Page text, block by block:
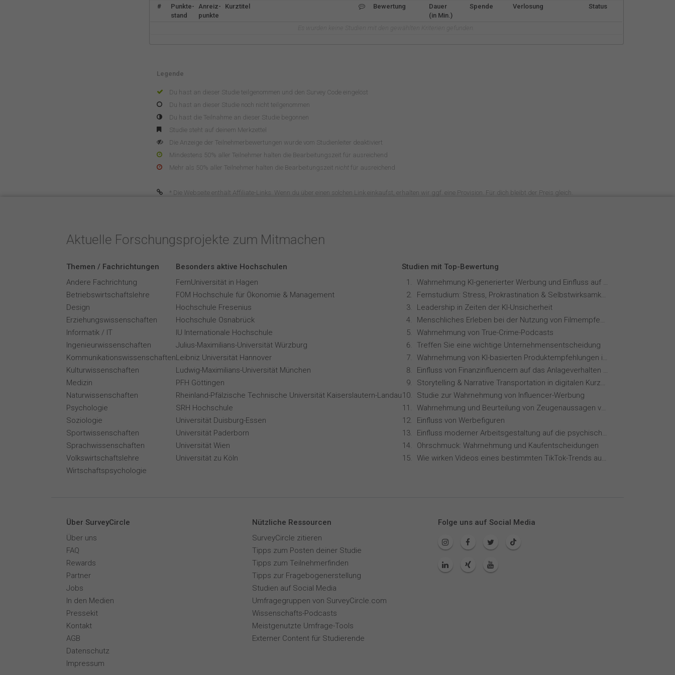
#
Punkte-
stand
Anreiz-
punkte
Kurztitel Bewertung
Dauer
(in Min.)
Spende Verlosung Status
Legende
Du hast an dieser Studie teilgenommen und den Survey Code eingelöst
Du hast an dieser Studie noch nicht teilgenommen
Du hast die Teilnahme an dieser Studie begonnen
Studie steht auf deinem Merkzettel
Die Anzeige der Teilnehmerbewertungen wurde vom Studienleiter deaktiviert
Mindestens 50% aller Teilnehmer halten die Bearbeitungszeit für ausreichend
Mehr als 50% aller Teilnehmer halten die Bearbeitungszeit nicht für ausreichend
* Die Webseite enthält Affiliate-Links. Wenn du über einen solchen Link einkaufst, erhalten wir ggf. eine Provision. Für dich bleibt der Preis gleich.
Aktuelle Forschungsprojekte zum Mitmachen
Themen / Fachrichtungen
Andere Fachrichtung
Betriebswirtschaftslehre
Design
Erziehungswissenschaften
Informatik / IT
Ingenieurwissenschaften
Kommunikationswissenschaften
Kulturwissenschaften
Medizin
Naturwissenschaften
Psychologie
Soziologie
Sportwissenschaften
Sprachwissenschaften
Volkswirtschaftslehre
Wirtschaftspsychologie
Besonders aktive Hochschulen
FernUniversität in Hagen
FOM Hochschule für Ökonomie & Management
Hochschule Fresenius
Hochschule Osnabrück
IU Internationale Hochschule
Julius-Maximilians-Universität Würzburg
Leibniz Universität Hannover
Ludwig-Maximilians-Universität München
PFH Göttingen
Rheinland-Pfälzische Technische Universität Kaiserslautern-Landau
SRH Hochschule
Universität Duisburg-Essen
Universität Paderborn
Universität Wien
Universität zu Köln
Studien mit Top-Bewertung
Wahrnehmung KI-generierter Werbung und Einfluss auf Markenvertrauen
Fernstudium: Stress, Prokrastination & Selbstwirksamkeit
Leadership in Zeiten der KI-Unsicherheit
Menschliches Erleben bei der Nutzung von Filmempfehlungssystemen
Wahrnehmung von True-Crime-Podcasts
Treffen Sie eine wichtige Unternehmensentscheidung
Wahrnehmung von KI-basierten Produktempfehlungen in Mode-Online-Shops
Einfluss von Finanzinfluencern auf das Anlageverhalten der Gen Z⁠
Storytelling & Narrative Transportation in digitalen Kurzvideoformaten
Studie zur Wahrnehmung von Influencer-Werbung
Wahrnehmung und Beurteilung von Zeugenaussagen vor Gericht
Einfluss von Werbefiguren
Einfluss moderner Arbeitsgestaltung auf die psychische Gesundheit
Ohrschmuck: Wahrnehmung und Kaufentscheidungen
Wie wirken Videos eines bestimmten TikTok-Trends auf dich?
Über SurveyCircle
Über uns
FAQ
Rewards
Partner
Jobs
In den Medien
Pressekit
Kontakt
AGB
Datenschutz
Impressum
Nützliche Ressourcen
SurveyCircle zitieren
Tipps zum Posten deiner Studie
Tipps zum Teilnehmerfinden
Tipps zur Fragebogenerstellung
Studien auf Social Media
Umfragegruppen von SurveyCircle.com
Wissenschafts-Podcasts
Meistgenutzte Umfrage-Tools
Externer Content für Studierende
Folge uns auf Social Media